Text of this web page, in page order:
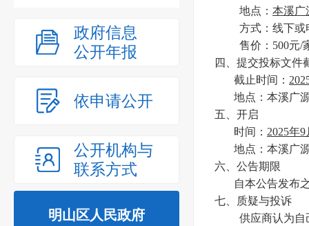
政府信息
公开年报
依申请公开
公开机构与
联系方式
明山区人民政府
地点： 本溪广
方式：线下或
售价：500元/
四、提交投标文件
截止时间：
地点：本溪广
五、开启
时间： 2025年
地点：本溪广
六、公告期限
自本公告发布
七、质疑与投诉
供应商认为自